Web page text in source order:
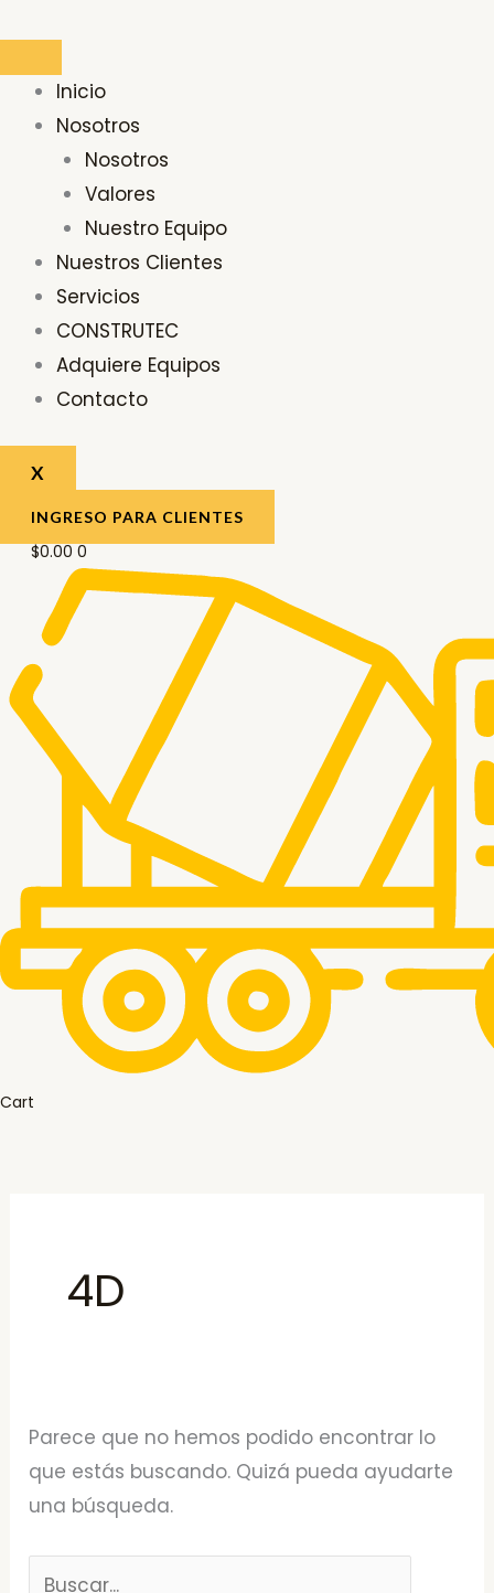
contenido
Inicio
Nosotros
Nosotros
Valores
Nuestro Equipo
Nuestros Clientes
Servicios
CONSTRUTEC
Adquiere Equipos
Contacto
X
INGRESO PARA CLIENTES
$0.00 0
Cart
4D
Parece que no hemos podido encontrar lo
que estás buscando. Quizá pueda ayudarte
una búsqueda.